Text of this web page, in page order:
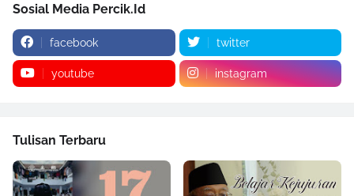
Sosial Media Percik.Id
facebook twitter
youtube instagram
Tulisan Terbaru